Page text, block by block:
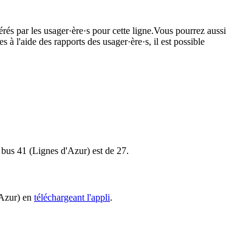
par les usager·ère·s pour cette ligne.Vous pourrez aussi
l'aide des rapports des usager·ère·s, il est possible
41 (Lignes d'Azur) est de 27.
en téléchargeant l'appli.